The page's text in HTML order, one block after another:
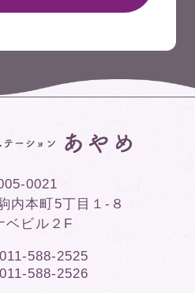
0021
内本町5丁目１-８
ベビル２F
011-588-2525
011-588-2526